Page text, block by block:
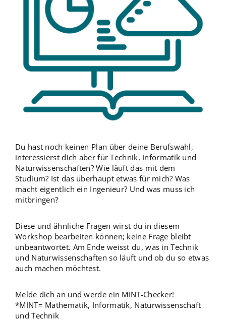
Du hast noch keinen Plan über deine Berufswahl,
interessierst dich aber für Technik, Informatik und
Naturwissenschaften? Wie läuft das mit dem
Studium? Ist das überhaupt etwas für mich? Was
macht eigentlich ein Ingenieur? Und was muss ich
mitbringen?
Diese und ähnliche Fragen wirst du in diesem
Workshop bearbeiten können; keine Frage bleibt
unbeantwortet. Am Ende weisst du, was in Technik
und Naturwissenschaften so läuft und ob du so etwas
auch machen möchtest.
Melde dich an und werde ein MINT-Checker!
*MINT= Mathematik, Informatik, Naturwissenschaft
und Technik